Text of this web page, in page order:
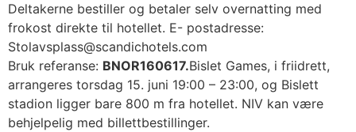
Deltakerne bestiller og betaler selv overnatting med
frokost direkte til hotellet. E- postadresse:
Stolavsplass@scandichotels.com
Bruk referanse: BNOR160617.Bislet Games, i friidrett,
arrangeres torsdag 15. juni 19:00 – 23:00, og Bislett
stadion ligger bare 800 m fra hotellet. NIV kan være
behjelpelig med billettbestillinger.